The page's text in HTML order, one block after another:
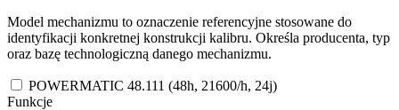
Model mechanizmu to oznaczenie referencyjne stosowane do
identyfikacji konkretnej konstrukcji kalibru. Określa producenta, typ
oraz bazę technologiczną danego mechanizmu.
POWERMATIC 48.111 (48h, 21600/h, 24j)
Funkcje